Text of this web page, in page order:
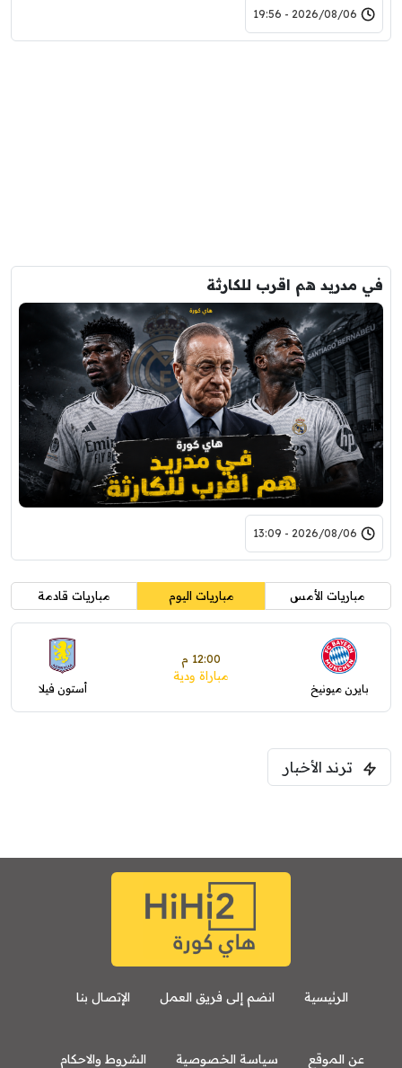
2026/08/06 - 19:56
في مدريد هم اقرب للكارثة
2026/08/06 - 13:09
مباريات الأمس مباريات اليوم مباريات قادمة
بايرن ميونيخ
12:00 م
مباراة ودية
أستون فيلا
ترند الأخبار
الرئيسية انضم إلى فريق العمل الإتصال بنا
عن الموقع سياسة الخصوصية الشروط والاحكام